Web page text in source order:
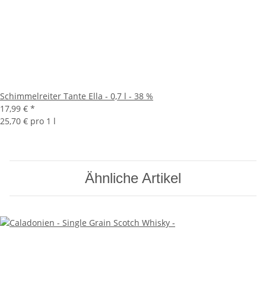
Schimmelreiter Tante Ella - 0,7 l - 38 %
17,99 € *
25,70 € pro 1 l
Ähnliche Artikel